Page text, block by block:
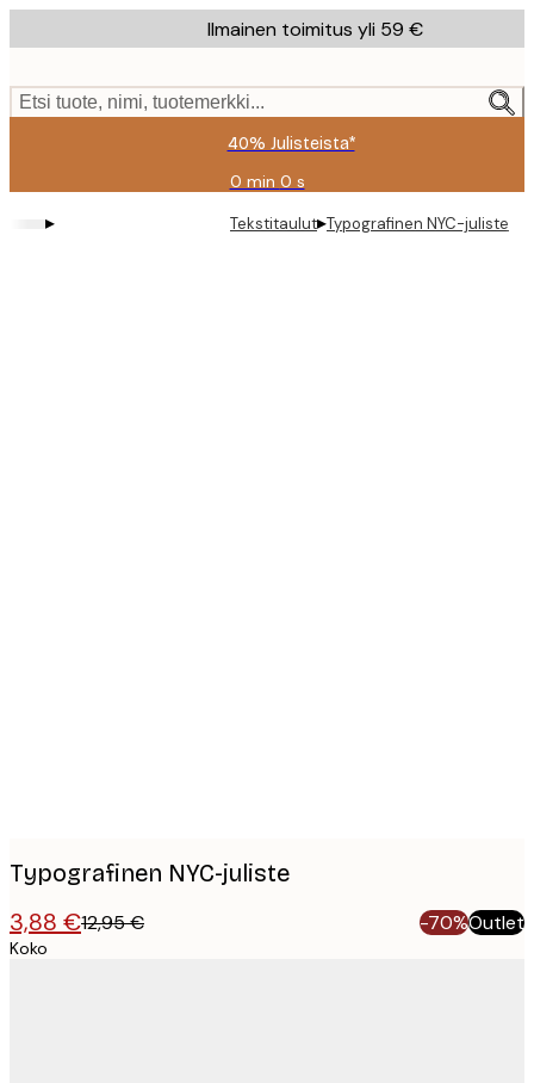
to
content.
Ilmainen toimitus yli 59 €
Etsi tuote, nimi, tuotemerkki...
40% Julisteista*
0 min 0 s
Voimassa
asti:
2026-
▸ Tekstitaulut▸Typografinen NYC-juliste
Typografinen NYC-juliste
3,88 €12,95 € -70%Outlet
Koko